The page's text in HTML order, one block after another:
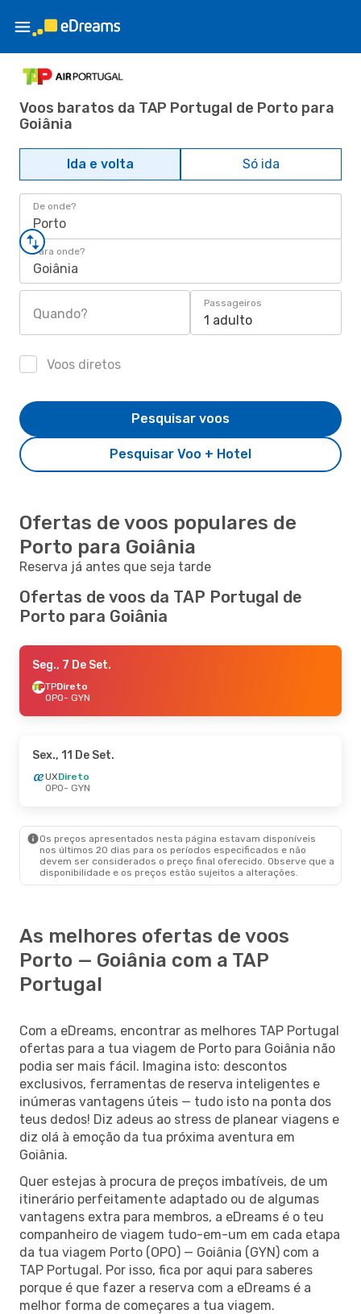
Voos baratos da TAP Portugal de Porto para
Goiânia
Ida e volta Só ida
De onde?
Porto
Para onde?
Goiânia
Quando?
Passageiros
1 adulto
Voos diretos
Pesquisar Voo + Hotel
Pesquisar voos
Ofertas de voos populares de
Porto para Goiânia
Reserva já antes que seja tarde
Ofertas de voos da TAP Portugal de
Porto para Goiânia
Seg., 7 De Set.
TPDireto
OPO- GYN
Sex., 11 De Set.
UXDireto
OPO- GYN
Os preços apresentados nesta página estavam disponíveis
nos últimos 20 dias para os períodos especificados e não
devem ser considerados o preço final oferecido. Observe que a
disponibilidade e os preços estão sujeitos a alterações.
As melhores ofertas de voos
Porto — Goiânia com a TAP
Portugal
Com a eDreams, encontrar as melhores TAP Portugal
ofertas para a tua viagem de Porto para Goiânia não
podia ser mais fácil. Imagina isto: descontos
exclusivos, ferramentas de reserva inteligentes e
inúmeras vantagens úteis — tudo isto na ponta dos
teus dedos! Diz adeus ao stress de planear viagens e
diz olá à emoção da tua próxima aventura em
Goiânia.
Quer estejas à procura de preços imbatíveis, de um
itinerário perfeitamente adaptado ou de algumas
vantagens extra para membros, a eDreams é o teu
companheiro de viagem tudo-em-um em cada etapa
da tua viagem Porto (OPO) — Goiânia (GYN) com a
TAP Portugal. Por isso, fica por aqui para saberes
porque é que fazer a reserva com a eDreams é a
melhor forma de começares a tua viagem.